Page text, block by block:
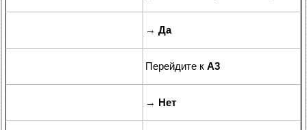
→ Да
Перейдите к A3
→ Нет